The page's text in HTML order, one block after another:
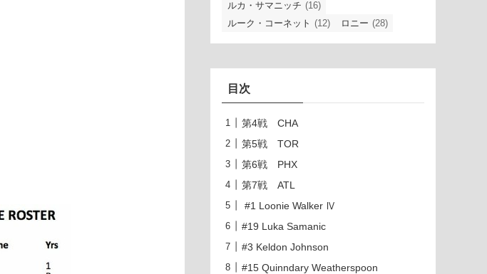
ルカ・サマニッチ (16)
ルーク・コーネット (12) ロニー (28)
目次
第4戦 CHA
第5戦 TOR
第6戦 PHX
第7戦 ATL
#1 Loonie Walker Ⅳ
#19 Luka Samanic
#3 Keldon Johnson
#15 Quinndary Weatherspoon